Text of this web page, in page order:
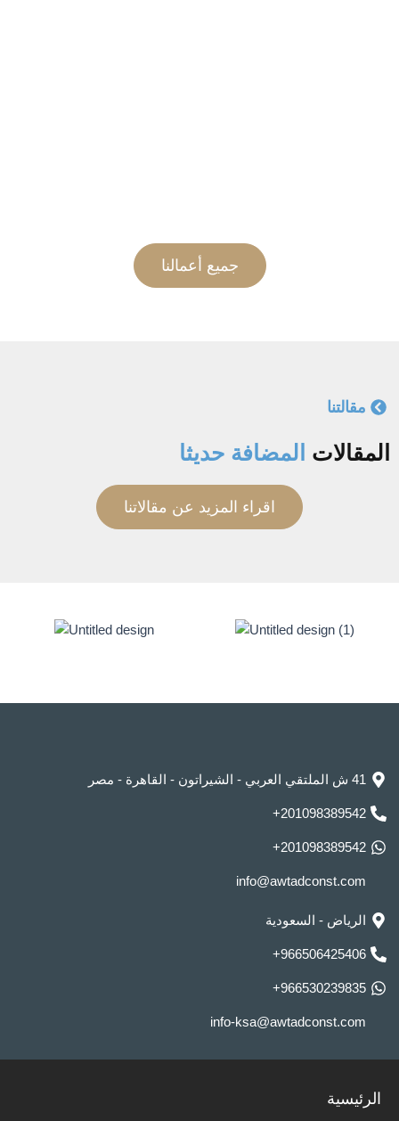
جميع أعمالنا
مقالتنا
المقالات المضافة حديثا
اقراء المزيد عن مقالاتنا
41 ش الملتقي العربي - الشيراتون - القاهرة - مصر
201098389542+
201098389542+
info@awtadconst.com
الرياض - السعودية
966506425406+
966530239835+
info-ksa@awtadconst.com
الرئيسية